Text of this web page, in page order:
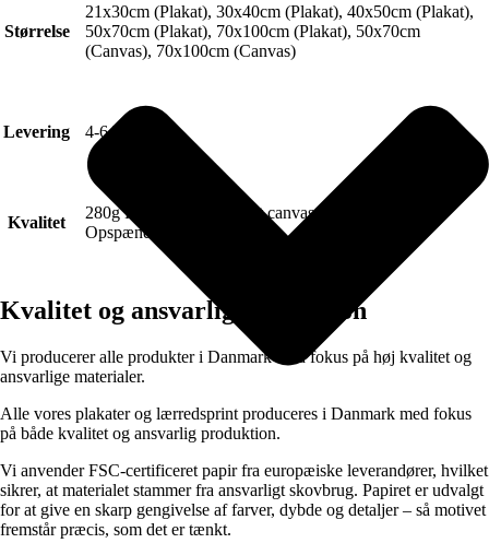
Størrelse
21x30cm (Plakat), 30x40cm (Plakat), 40x50cm (Plakat),
50x70cm (Plakat), 70x100cm (Plakat), 50x70cm
(Canvas), 70x100cm (Canvas)
Levering 4-6 hverdage.
Kvalitet
280g FSC Certificeret Art canvas (Lærred).
Opspændt på blindramme.
Kvalitet og ansvarlig produktion
Vi producerer alle produkter i Danmark med fokus på høj kvalitet og
ansvarlige materialer.
Alle vores plakater og lærredsprint produceres i Danmark med fokus
på både kvalitet og ansvarlig produktion.
Vi anvender FSC-certificeret papir fra europæiske leverandører, hvilket
sikrer, at materialet stammer fra ansvarligt skovbrug. Papiret er udvalgt
for at give en skarp gengivelse af farver, dybde og detaljer – så motivet
fremstår præcis, som det er tænkt.